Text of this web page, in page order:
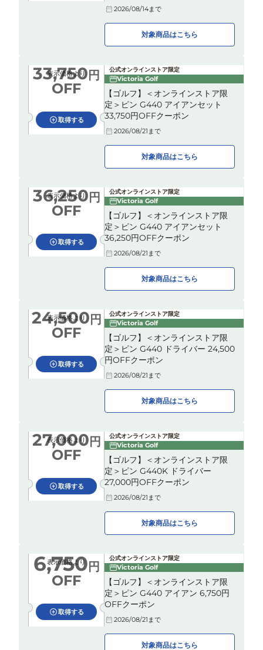
2026/08/14まで
対象商品はこちら
表示価格より
33,750 円
OFF
取得する
公式オンラインストア限定
Victoria Golf
【ゴルフ】＜オンラインストア限
定＞ピン G440 アイアンセット
33,750円OFFクーポン
2026/08/21 まで
対象商品はこちら
表示価格より
36,250 円
OFF
取得する
公式オンラインストア限定
Victoria Golf
【ゴルフ】＜オンラインストア限
定＞ピン G440 アイアンセット
36,250円OFFクーポン
2026/08/21 まで
対象商品はこちら
表示価格より
24,500 円
OFF
取得する
公式オンラインストア限定
Victoria Golf
【ゴルフ】＜オンラインストア限
定＞ピン G440 ドライバー 24,500
円OFFクーポン
2026/08/21 まで
対象商品はこちら
表示価格より
27,000 円
OFF
取得する
公式オンラインストア限定
Victoria Golf
【ゴルフ】＜オンラインストア限
定＞ピン G440K ドライバー
27,000円OFFクーポン
2026/08/21 まで
対象商品はこちら
表示価格より
6,750 円
OFF
取得する
公式オンラインストア限定
Victoria Golf
【ゴルフ】＜オンラインストア限
定＞ピン G440 アイアン 6,750円
OFFクーポン
2026/08/21 まで
対象商品はこちら